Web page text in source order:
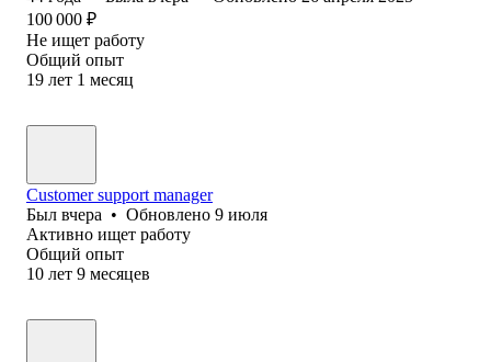
100 000 ₽
Не ищет работу
Общий опыт
19 лет 1 месяц
Customer support manager
Был вчера • Обновлено 9 июля
Активно ищет работу
Общий опыт
10 лет 9 месяцев